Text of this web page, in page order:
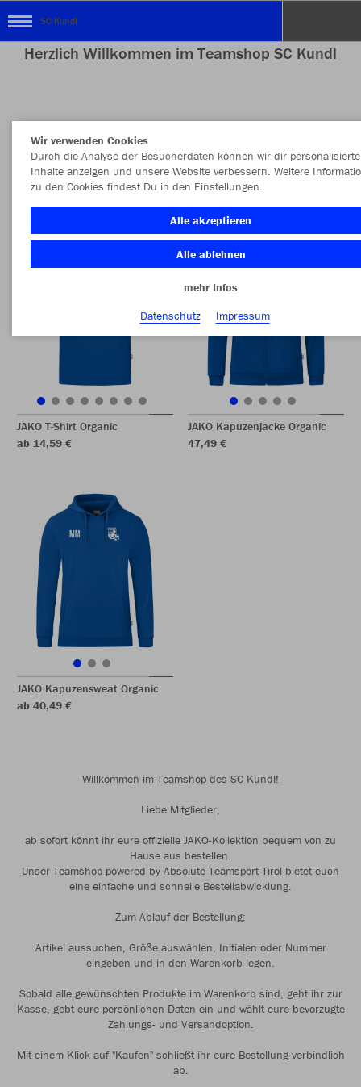
SC Kundl
Herzlich Willkommen im Teamshop SC Kundl
JAKO T-Shirt Organic
ab 14,59 €
JAKO Kapuzenjacke Organic
47,49 €
JAKO Kapuzensweat Organic
ab 40,49 €
Willkommen im Teamshop des SC Kundl!
Liebe Mitglieder,
ab sofort könnt ihr eure offizielle JAKO-Kollektion bequem von zu
Hause aus bestellen.
Unser Teamshop powered by Absolute Teamsport Tirol bietet euch
eine einfache und schnelle Bestellabwicklung.
Zum Ablauf der Bestellung:
Artikel aussuchen, Größe auswählen, Initialen oder Nummer
eingeben und in den Warenkorb legen.
Sobald alle gewünschten Produkte im Warenkorb sind, geht ihr zur
Kasse, gebt eure persönlichen Daten ein und wählt eure bevorzugte
Zahlungs- und Versandoption.
Mit einem Klick auf "Kaufen" schließt ihr eure Bestellung verbindlich
ab.
Wir verwenden Cookies
Durch die Analyse der Besucherdaten können wir dir personalisierte
Inhalte anzeigen und unsere Website verbessern. Weitere
zu den Cookies findest Du in den Einstellungen.
Alle akzeptieren
Alle ablehnen
mehr Infos
Datenschutz
Impressum